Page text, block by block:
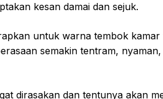
kesan damai dan sejuk.
untuk warna tembok kamar
semakin tentram, nyaman,
dirasakan dan tentunya akan